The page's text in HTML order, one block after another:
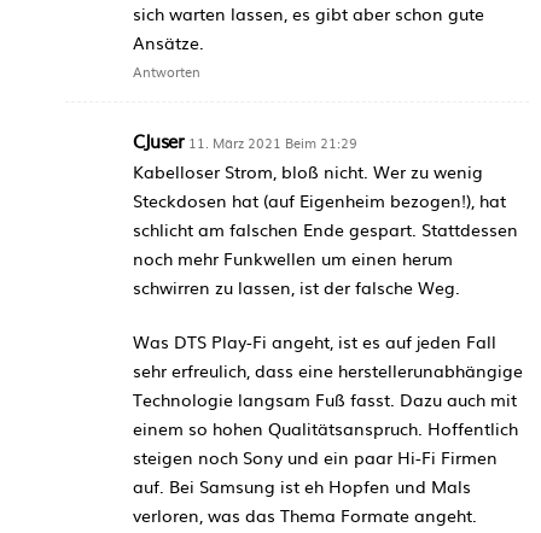
sich warten lassen, es gibt aber schon gute
Ansätze.
Antworten
CJuser 11. März 2021 Beim 21:29
Kabelloser Strom, bloß nicht. Wer zu wenig
Steckdosen hat (auf Eigenheim bezogen!), hat
schlicht am falschen Ende gespart. Stattdessen
noch mehr Funkwellen um einen herum
schwirren zu lassen, ist der falsche Weg.
Was DTS Play-Fi angeht, ist es auf jeden Fall
sehr erfreulich, dass eine herstellerunabhängige
Technologie langsam Fuß fasst. Dazu auch mit
einem so hohen Qualitätsanspruch. Hoffentlich
steigen noch Sony und ein paar Hi-Fi Firmen
auf. Bei Samsung ist eh Hopfen und Mals
verloren, was das Thema Formate angeht.